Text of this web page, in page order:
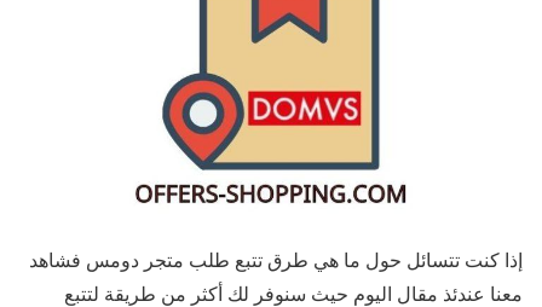
إذا كنت تتسائل حول ما هي طرق تتبع طلب متجر دومس فشاهد
معنا عندئذ مقال اليوم حيث سنوفر لك أكثر من طريقة لتتبع